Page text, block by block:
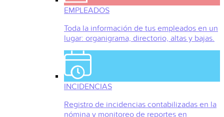
EMPLEADOS
Toda la información de tus empleados en un
lugar: organigrama, directorio, altas y bajas.
INCIDENCIAS
Registro de incidencias contabilizadas en la
nómina y monitoreo de reportes en